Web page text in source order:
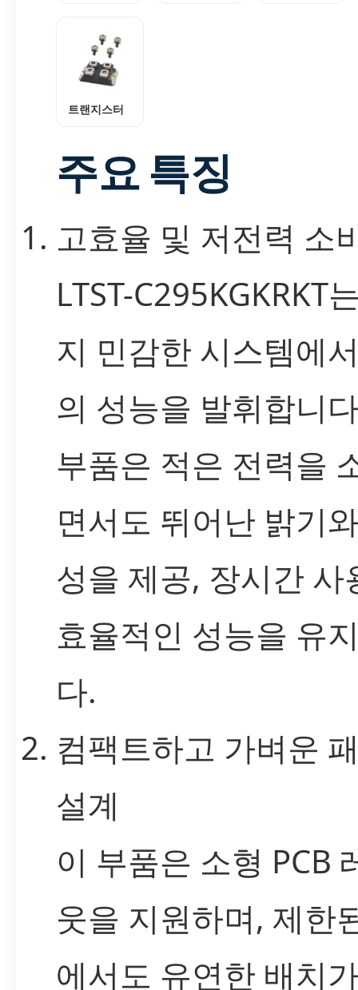
트랜지스터
주요 특징
고효율 및 저전력 소
LTST-C295KGKRKT
지 민감한 시스템에
의 성능을 발휘합니
부품은 적은 전력을
면서도 뛰어난 밝기
성을 제공, 장시간 사
효율적인 성능을 유
다.
컴팩트하고 가벼운
설계
이 부품은 소형 PCB
웃을 지원하며, 제한
에서도 유연한 배치